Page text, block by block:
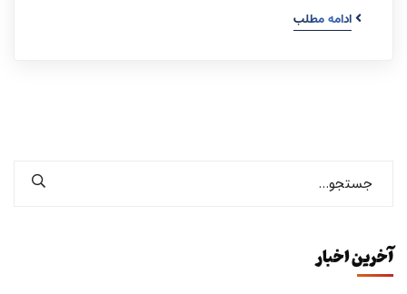
ادامه مطلب
آخرین اخبار